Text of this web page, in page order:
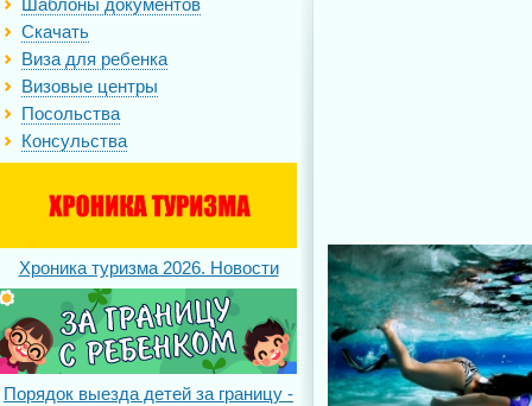
Шаблоны документов
Скачать
Виза для ребенка
Визовые центры
Посольства
Консульства
Хроника туризма 2026. Новости
Порядок выезда детей за границу -